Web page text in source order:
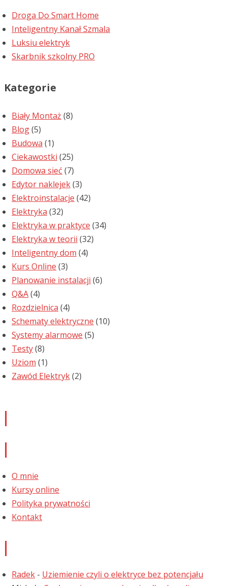
Droga Do Smart Home
Inteligentny Kanał Szmala
Luksiu elektryk
Skarbnik szkolny PRO
Kategorie
Biały Montaż (8)
Blog(5)
Budowa (1)
Ciekawostki (25)
Domowa sieć (7)
Edytor naklejek(3)
Elektroinstalacje (42)
Elektryka (32)
Elektryka w praktyce (34)
Elektryka w teorii (32)
Inteligentny dom (4)
Kurs Online (3)
Planowanie instalacji (6)
Q&A(4)
Rozdzielnica (4)
Schematy elektryczne (10)
Systemy alarmowe (5)
Testy(8)
Uziom (1)
Zawód Elektryk(2)
O mnie
Kursy online
Polityka prywatności
Kontakt
Radek - Uziemienie czyli o elektryce bez potencjału